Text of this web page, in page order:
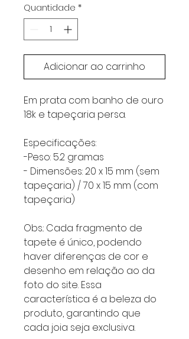
Quantidade *
Adicionar ao carrinho
Em prata com banho de ouro
18k e tapeçaria persa.
Especificações:
-Peso: 5.2 gramas
- Dimensões: 20 x 15 mm (sem
tapeçaria) / 70 x 15 mm (com
tapeçaria)
Obs.: Cada fragmento de
tapete é único, podendo
haver diferenças de cor e
desenho em relação ao da
foto do site. Essa
característica é a beleza do
produto, garantindo que
cada joia seja exclusiva.